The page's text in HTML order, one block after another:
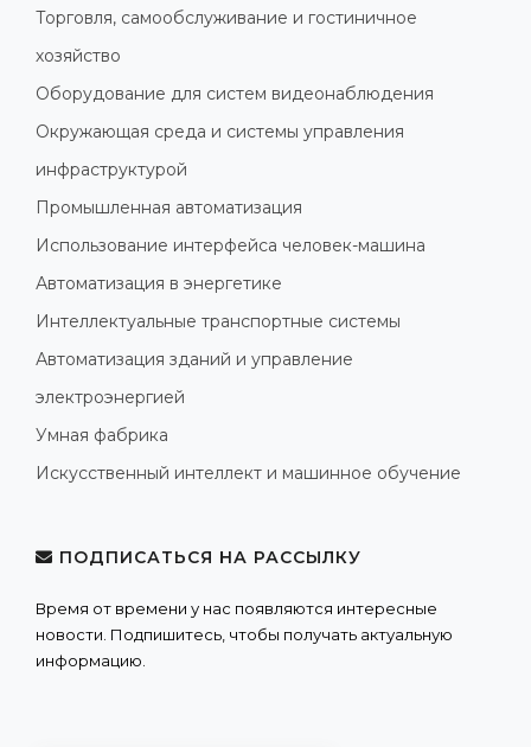
Торговля, самообслуживание и гостиничное
хозяйство
Оборудование для систем видеонаблюдения
Окружающая среда и системы управления
инфраструктурой
Промышленная автоматизация
Использование интерфейса человек-машина
Автоматизация в энергетике
Интеллектуальные транспортные системы
Автоматизация зданий и управление
электроэнергией
Умная фабрика
Искусственный интеллект и машинное обучение
ПОДПИСАТЬСЯ НА РАССЫЛКУ
Время от времени у нас появляются интересные
новости. Подпишитесь, чтобы получать актуальную
информацию.